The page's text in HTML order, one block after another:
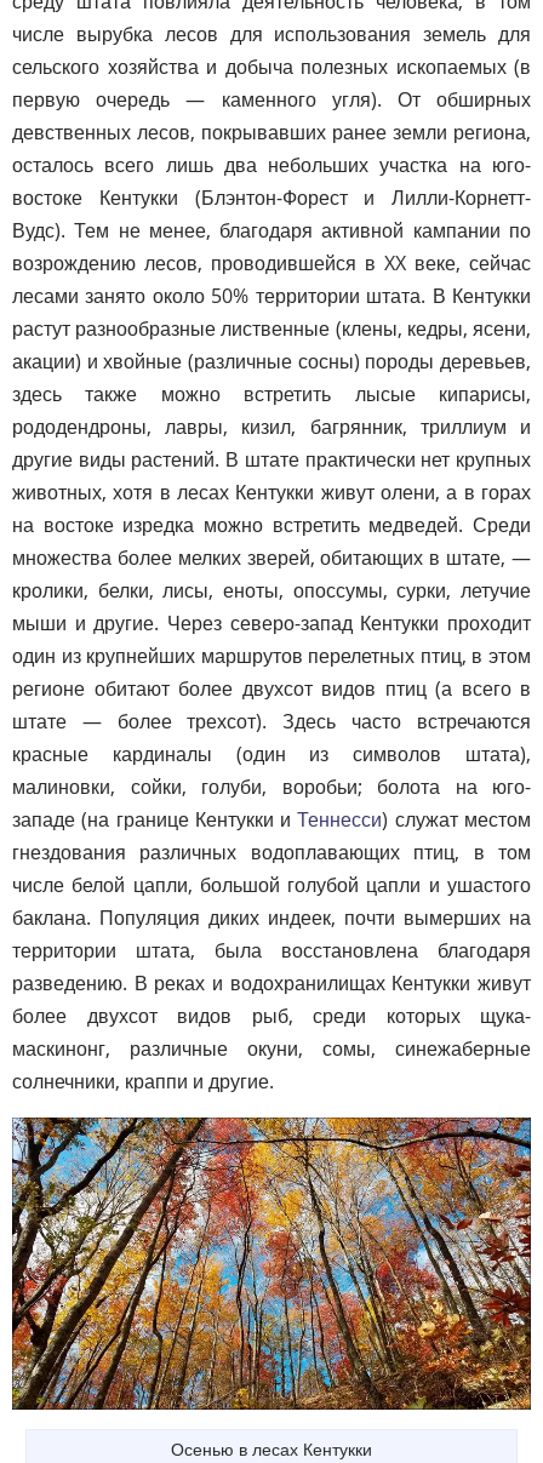
числе вырубка лесов для использования земель для
сельского хозяйства и добыча полезных ископаемых (в
первую очередь — каменного угля). От обширных
девственных лесов, покрывавших ранее земли региона,
осталось всего лишь два небольших участка на юго-
востоке Кентукки (Блэнтон-Форест и Лилли-Корнетт-
Вудс). Тем не менее, благодаря активной кампании по
возрождению лесов, проводившейся в XX веке, сейчас
лесами занято около 50% территории штата. В Кентукки
растут разнообразные лиственные (клены, кедры, ясени,
акации) и хвойные (различные сосны) породы деревьев,
здесь также можно встретить лысые кипарисы,
рододендроны, лавры, кизил, багрянник, триллиум и
другие виды растений. В штате практически нет крупных
животных, хотя в лесах Кентукки живут олени, а в горах
на востоке изредка можно встретить медведей. Среди
множества более мелких зверей, обитающих в штате, —
кролики, белки, лисы, еноты, опоссумы, сурки, летучие
мыши и другие. Через северо-запад Кентукки проходит
один из крупнейших маршрутов перелетных птиц, в этом
регионе обитают более двухсот видов птиц (а всего в
штате — более трехсот). Здесь часто встречаются
красные кардиналы (один из символов штата),
малиновки, сойки, голуби, воробьи; болота на юго-
западе (на границе Кентукки иТеннесси) служат местом
гнездования различных водоплавающих птиц, в том
числе белой цапли, большой голубой цапли и ушастого
баклана. Популяция диких индеек, почти вымерших на
территории штата, была восстановлена благодаря
разведению. В реках и водохранилищах Кентукки живут
более двухсот видов рыб, среди которых щука-
маскинонг, различные окуни, сомы, синежаберные
солнечники, краппи и другие.
Осенью в лесах Кентукки